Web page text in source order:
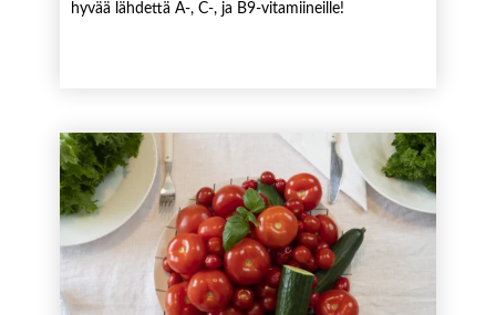
hyvää lähdettä A-, C-, ja B9-vitamiineille!